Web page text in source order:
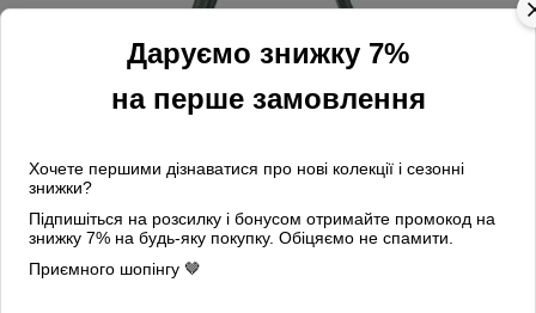
Даруємо знижку 7%
на перше замовлення
Хочете першими дізнаватися про нові колекції і сезонні
знижки?
Підпишіться на розсилку і бонусом отримайте промокод на
знижку 7% на будь-яку покупку. Обіцяємо не спамити.
Приємного шопінгу 🤎